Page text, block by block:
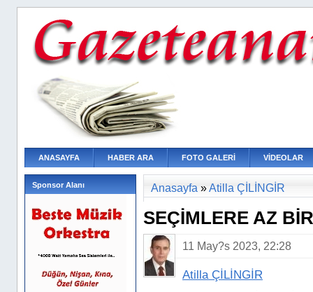
ANASAYFA HABER ARA FOTO GALERİ VİDEOLAR
Sponsor Alanı Anasayfa »Atilla ÇİLİNGİR
SEÇİMLERE AZ
11 May?s 2023, 22:28
Atilla ÇİLİNGİR